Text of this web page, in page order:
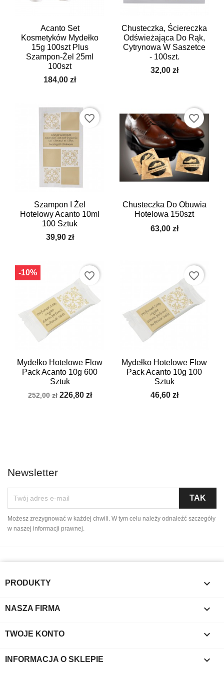
Acanto Set
Kosmetyków Mydełko
15g 100szt Plus
Szampon-Żel 25ml
100szt
184,00 zł
Chusteczka, Ściereczka
Odświeżająca Do Rąk,
Cytrynowa W Saszetce
- 100szt.
32,00 zł
Szampon I Żel
Hotelowy Acanto 10ml
100 Sztuk
39,90 zł
favorite_border
Chusteczka Do Obuwia
Hotelowa 150szt
63,00 zł
favorite_border
Mydełko Hotelowe Flow
Pack Acanto 10g 600
Sztuk
252,00 zł 226,80 zł
-10% favorite_border
Mydełko Hotelowe Flow
Pack Acanto 10g 100
Sztuk
46,60 zł
favorite_border
Newsletter
Możesz zrezygnować w każdej chwili. W tym celu należy odnaleźć szczegóły
w naszej informacji prawnej.
PRODUKTY 
NASZA FIRMA 
TWOJE KONTO 
INFORMACJA O SKLEPIE keyboard_arrow_down